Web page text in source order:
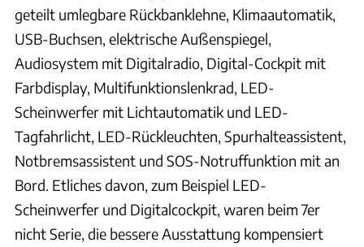
geteilt umlegbare Rückbanklehne, Klimaautomatik,
USB-Buchsen, elektrische Außenspiegel,
Audiosystem mit Digitalradio, Digital-Cockpit mit
Farbdisplay, Multifunktionslenkrad, LED-
Scheinwerfer mit Lichtautomatik und LED-
Tagfahrlicht, LED-Rückleuchten, Spurhalteassistent,
Notbremsassistent und SOS-Notruffunktion mit an
Bord. Etliches davon, zum Beispiel LED-
Scheinwerfer und Digitalcockpit, waren beim 7er
nicht Serie, die bessere Ausstattung kompensiert